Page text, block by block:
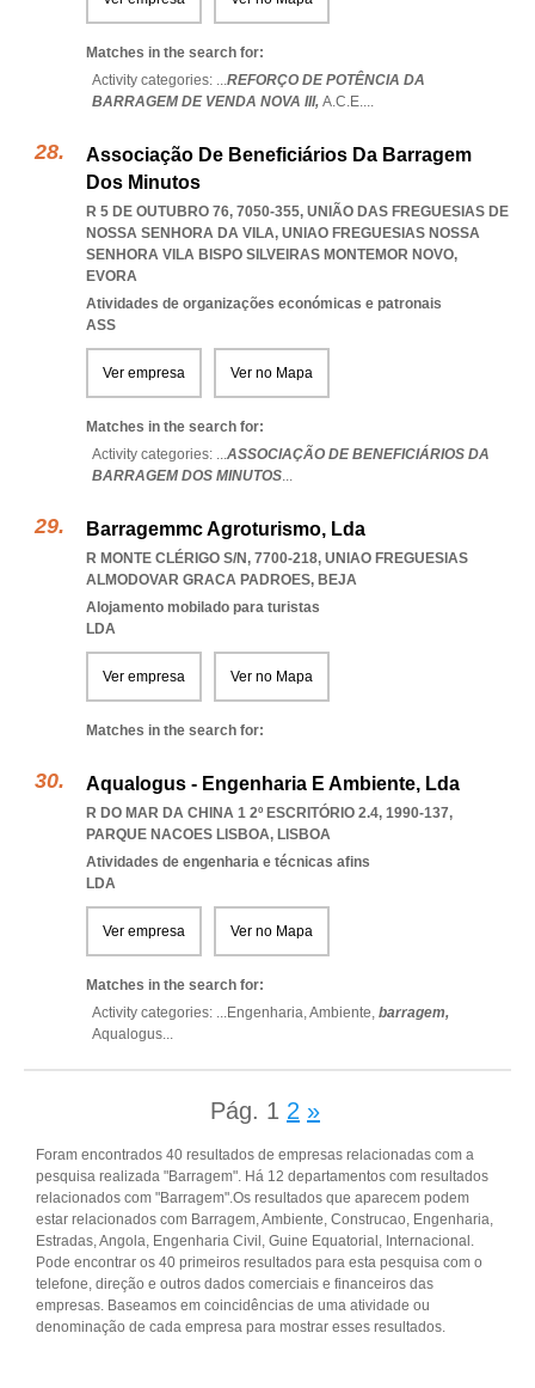
Matches in the search for:
Activity categories: ...REFORÇO DE POTÊNCIA DA
BARRAGEM DE VENDA NOVA III, A.C.E....
Associação De Beneficiários Da Barragem
Dos Minutos
R 5 DE OUTUBRO 76, 7050-355, UNIÃO DAS FREGUESIAS DE
NOSSA SENHORA DA VILA, UNIAO FREGUESIAS NOSSA
SENHORA VILA BISPO SILVEIRAS MONTEMOR NOVO,
EVORA
Atividades de organizações económicas e patronais
ASS
Ver empresa Ver no Mapa
Matches in the search for:
Activity categories: ...ASSOCIAÇÃO DE BENEFICIÁRIOS DA
BARRAGEM DOS MINUTOS...
Barragemmc Agroturismo, Lda
R MONTE CLÉRIGO S/N, 7700-218, UNIAO FREGUESIAS
ALMODOVAR GRACA PADROES, BEJA
Alojamento mobilado para turistas
LDA
Ver empresa Ver no Mapa
Matches in the search for:
Aqualogus - Engenharia E Ambiente, Lda
R DO MAR DA CHINA 1 2º ESCRITÓRIO 2.4, 1990-137,
PARQUE NACOES LISBOA, LISBOA
Atividades de engenharia e técnicas afins
LDA
Ver empresa Ver no Mapa
Matches in the search for:
Activity categories: ...Engenharia,Ambiente, barragem,
Aqualogus...
Pág. 1 2 »
Foram encontrados 40 resultados de empresas relacionadas com a
pesquisa realizada "Barragem". Há 12 departamentos com resultados
relacionados com "Barragem".Os resultados que aparecem podem
estar relacionados com Barragem, Ambiente, Construcao, Engenharia,
Estradas, Angola, Engenharia Civil, Guine Equatorial, Internacional.
Pode encontrar os 40 primeiros resultados para esta pesquisa com o
telefone, direção e outros dados comerciais e financeiros das
empresas. Baseamos em coincidências de uma atividade ou
denominação de cada empresa para mostrar esses resultados.